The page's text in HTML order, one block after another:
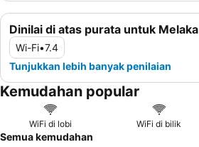
Dinilai di atas purata untuk Melaka
Wi-Fi•7.4
Tunjukkan lebih banyak penilaian
Kemudahan popular
WiFi di lobi WiFi di bilik
Semua kemudahan